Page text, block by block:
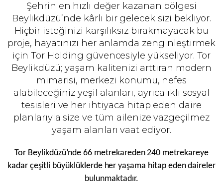
Şehrin en hızlı değer kazanan bölgesi
Beylikdüzü’nde kârlı bir gelecek sizi bekliyor.
Hiçbir isteğinizi karşılıksız bırakmayacak bu
proje, hayatınızı her anlamda zenginleştirmek
için Tor Holding güvencesiyle yükseliyor. Tor
Beylikdüzü; yaşam kalitenizi arttıran modern
mimarisi, merkezi konumu, nefes
alabileceğiniz yeşil alanları, ayrıcalıklı sosyal
tesisleri ve her ihtiyaca hitap eden daire
planlarıyla size ve tüm ailenize vazgeçilmez
yaşam alanları vaat ediyor.
Tor Beylikdüzü’nde 66 metrekareden 240 metrekareye
kadar çeşitli büyüklüklerde her yaşama hitap eden daireler
bulunmaktadır.